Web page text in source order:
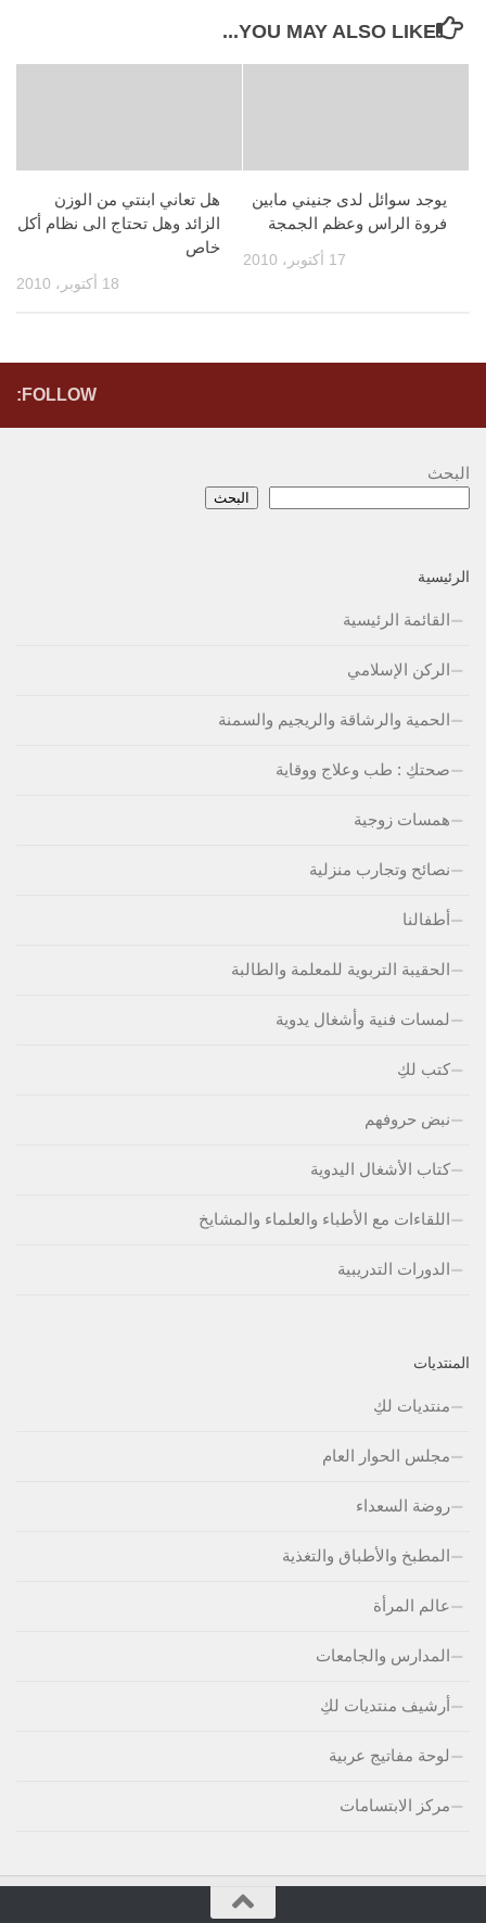
YOU MAY ALSO LIKE...
هل تعاني ابنتي من الوزن
الزائد وهل تحتاج الى نظام أكل
خاص
18 أكتوبر، 2010
يوجد سوائل لدى جنيني مابين
فروة الراس وعظم الجمجة
17 أكتوبر، 2010
FOLLOW:
البحث
البحث
الرئيسية
القائمة الرئيسية
الركن الإسلامي
الحمية والرشاقة والريجيم والسمنة
صحتكِ : طب وعلاج ووقاية
همسات زوجية
نصائح وتجارب منزلية
أطفالنا
الحقيبة التربوية للمعلمة والطالبة
لمسات فنية وأشغال يدوية
كتب لكِ
نبض حروفهم
كتاب الأشغال اليدوية
اللقاءات مع الأطباء والعلماء والمشايخ
الدورات التدريبية
المنتديات
منتديات لكِ
مجلس الحوار العام
روضة السعداء
المطبخ والأطباق والتغذية
عالم المرأة
المدارس والجامعات
أرشيف منتديات لكِ
لوحة مفاتيج عربية
مركز الابتسامات